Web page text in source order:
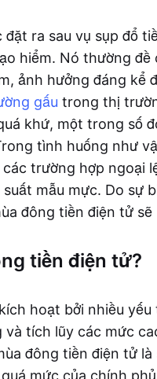
ra sau vụ sụp đổ
hiểm. Nó thường đề
ảnh hưởng đáng kể
gấu trong thị
khứ, một trong số
tình huống như
trường hợp ngoại
mẫu mực. Do sự
đông tiền điện tử
tiền điện tử?
hoạt bởi nhiều
tích lũy các mức
đông tiền điện tử
mức của chính